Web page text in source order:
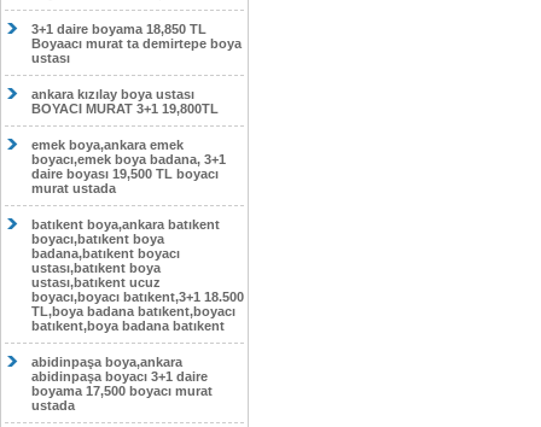
3+1 daire boyama 18,850 TL
Boyaacı murat ta demirtepe boya
ustası
ankara kızılay boya ustası
BOYACI MURAT 3+1 19,800TL
emek boya,ankara emek
boyacı,emek boya badana, 3+1
daire boyası 19,500 TL boyacı
murat ustada
batıkent boya,ankara batıkent
boyacı,batıkent boya
badana,batıkent boyacı
ustası,batıkent boya
ustası,batıkent ucuz
boyacı,boyacı batıkent,3+1 18.500
TL,boya badana batıkent,boyacı
batıkent,boya badana batıkent
abidinpaşa boya,ankara
abidinpaşa boyacı 3+1 daire
boyama 17,500 boyacı murat
ustada